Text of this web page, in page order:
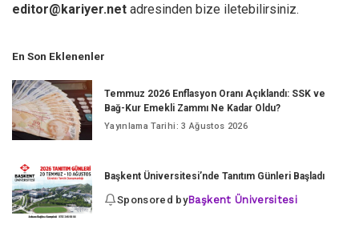
editor@kariyer.net adresinden bize iletebilirsiniz.
En Son Eklenenler
Temmuz 2026 Enflasyon Oranı Açıklandı: SSK ve
Bağ-Kur Emekli Zammı Ne Kadar Oldu?
Yayınlama Tarihi: 3 Ağustos 2026
Başkent Üniversitesi’nde Tanıtım Günleri Başladı
Sponsored byBaşkent Üniversitesi